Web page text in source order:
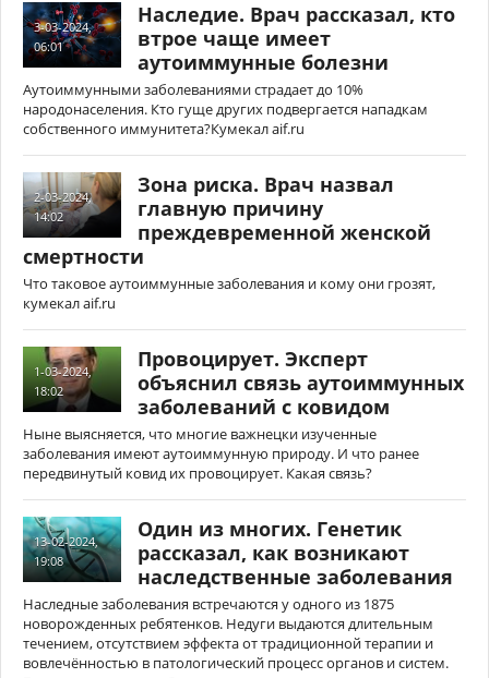
3-03-2024,
06:01
Наследие. Врач рассказал, кто
втрое чаще имеет
аутоиммунные болезни
Аутоиммунными заболеваниями страдает до 10%
народонаселения. Кто гуще других подвергается нападкам
собственного иммунитета?Кумекал aif.ru
2-03-2024,
14:02
Зона риска. Врач назвал
главную причину
преждевременной женской
смертности
Что таковое аутоиммунные заболевания и кому они грозят,
кумекал aif.ru
1-03-2024,
18:02
Провоцирует. Эксперт
объяснил связь аутоиммунных
заболеваний с ковидом
Ныне выясняется, что многие важнецки изученные
заболевания имеют аутоиммунную природу. И что ранее
передвинутый ковид их провоцирует. Какая связь?
13-02-2024,
19:08
Один из многих. Генетик
рассказал, как возникают
наследственные заболевания
Наследные заболевания встречаются у одного из 1875
новорожденных ребятенков. Недуги выдаются длительным
течением, отсутствием эффекта от традиционной терапии и
вовлечённостью в патологический процесс органов и систем.